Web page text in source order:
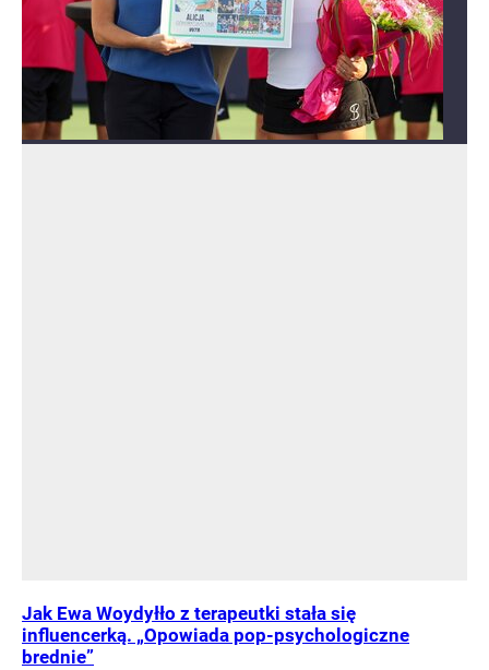
Jak Ewa Woydyłło z terapeutki stała się
influencerką. „Opowiada pop-psychologiczne
brednie”